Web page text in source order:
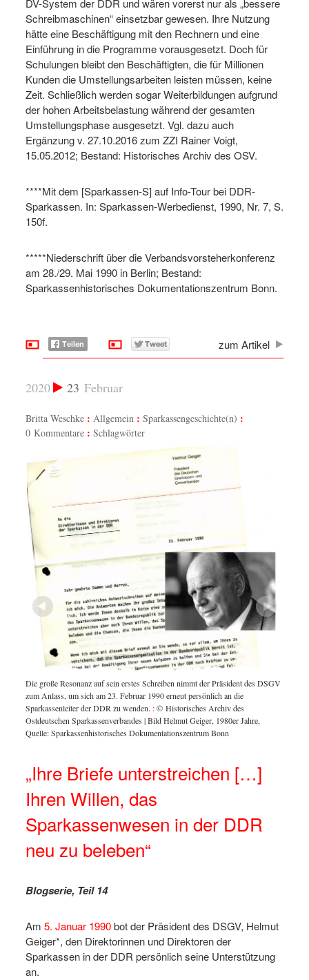
DV-System der DDR und wären vorerst nur als „bessere
Schreibmaschinen“ einsetzbar gewesen. Ihre Nutzung
hätte eine Beschäftigung mit den Rechnern und eine
Einführung in die Programme vorausgesetzt. Doch für
Schulungen bleibt den Beschäftigten, die für Millionen
Kunden die Umstellungsarbeiten leisten müssen, keine
Zeit. Schließlich werden sogar Weiterbildungen aufgrund
der hohen Arbeitsbelastung während der gesamten
Umstellungsphase ausgesetzt. Vgl. dazu auch
Ergänzung v. 27.10.2016 zum ZZI Rainer Voigt,
15.05.2012; Bestand: Historisches Archiv des OSV.
****Mit dem [Sparkassen-S] auf Info-Tour bei DDR-
Sparkassen. In: Sparkassen-Werbedienst, 1990, Nr. 7, S.
150f.
*****Niederschrift über die Verbandsvorsteherkonferenz
am 28./29. Mai 1990 in Berlin; Bestand:
Sparkassenhistorisches Dokumentationszentrum Bonn.
zum Artikel
23 Februar
2020
Britta Weschke Allgemein
Sparkassengeschichte(n)
0 Kommentare
Schlagwörter
Die große Resonanz auf sein erstes Schreiben nimmt der Präsident des DSGV
zum Anlass, um sich am 23. Februar 1990 erneut persönlich an die
Sparkassenleiter der DDR zu wenden. :© Historisches Archiv des
Ostdeutschen Sparkassenverbandes | Bild Helmut Geiger, 1980er Jahre,
Quelle: Sparkassenhistorisches Dokumentationszentrum Bonn
„Ihre Briefe unterstreichen […]
Ihren Willen, das
Sparkassenwesen in der DDR
neu zu beleben“
Blogserie, Teil 14
Am 5. Januar 1990bot der Präsident des DSGV, Helmut
Geiger*, den Direktorinnen und Direktoren der
Sparkassen in der DDR persönlich seine Unterstützung
an.